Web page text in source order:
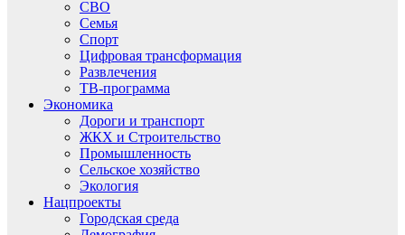
СВО
Семья
Спорт
Цифровая трансформация
Развлечения
ТВ-программа
Экономика
Дороги и транспорт
ЖКХ и Строительство
Промышленность
Сельское хозяйство
Экология
Нацпроекты
Городская среда